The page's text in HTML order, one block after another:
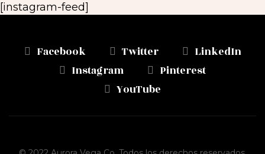
[instagram-feed]
Facebook Twitter
LinkedIn
Instagram
Pinterest
YouTube